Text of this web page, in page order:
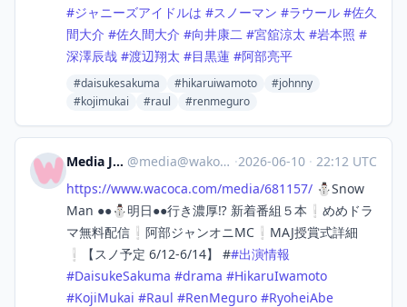
#ジャニーズアイドルは #スノーマン #ラウール #佐久
間大介 #佐久間大介 #向井康二 #宮舘涼太 #岩本照 #
深澤辰哉 #渡辺翔太 #目黒蓮 #阿部亮平
#daisukesakuma #hikaruiwamoto
#johnny
#kojimukai
#raul #renmeguro
Media Japan @media@wakoka.com ·2026-06-10 · 22:12 UTC
https://www.wacoca.com/media/681157/ ⛄Snow
Man ●●⛄明日●●行き濃厚⁉️ 新着番組５本❕めめドラ
マ無料配信❕阿部ジャンオニMC❕MAJ授賞式詳細
❕【スノ予定 6/12-6/14】 ##出演情報
#DaisukeSakuma #drama #HikaruIwamoto
#KojiMukai #Raul #RenMeguro #RyoheiAbe